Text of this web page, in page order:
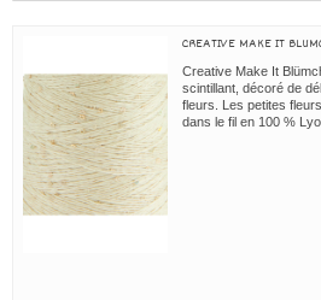
CREATIVE MAKE IT
Creative Make It
scintillant, décoré de
fleurs. Les petites
dans le fil en 100 %